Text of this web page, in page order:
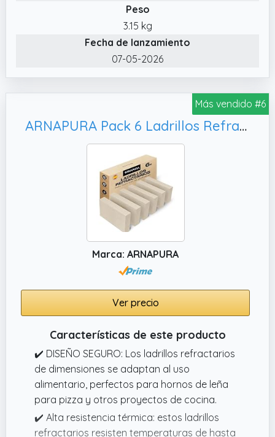
espesor y un peso infinitamente reducidos.
Decoracion hogar y decoración pared para
interiores y exteriores.
✔️ El ladrillo Elastolith se vende en paquetes
incluyendo juntas. Revestimiento perfecto
como decoracion decoracion habitacion,
decoracion decoración hogar, decoracion
Peso
3.15 kg
Fecha de lanzamiento
07-05-2026
Más vendido #6
ARNAPURA Pack 6 Ladrillos Refractarios 22 x 11 x 3 cm | Fabricados con Arcilla Refractaria | Ladrillo Refractario perfecto para Chimeneas, Hornos y Barbacoas
Marca: ARNAPURA
Ver precio
Características de este producto
✔️ DISEÑO SEGURO: Los ladrillos refractarios
de dimensiones se adaptan al uso
alimentario, perfectos para hornos de leña
para pizza y otros proyectos de cocina.
✔️ Alta resistencia térmica: estos ladrillos
refractarios resisten temperaturas de hasta